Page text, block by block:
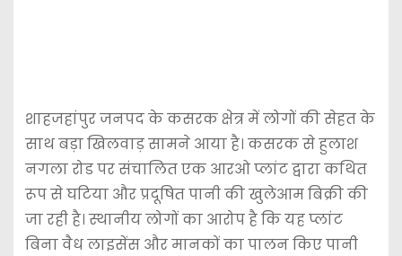
शाहजहांपुर जनपद के कसरक क्षेत्र में लोगों की सेहत के
साथ बड़ा खिलवाड़ सामने आया है। कसरक से हुलाश
नगला रोड पर संचालित एक आरओ प्लांट द्वारा कथित
रूप से घटिया और प्रदूषित पानी की खुलेआम बिक्री की
जा रही है। स्थानीय लोगों का आरोप है कि यह प्लांट
बिना वैध लाइसेंस और मानकों का पालन किए पानी